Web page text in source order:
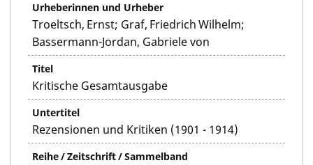
Urheberinnen und Urheber
Troeltsch, Ernst; Graf, Friedrich Wilhelm;
Bassermann-Jordan, Gabriele von
Titel
Kritische Gesamtausgabe
Untertitel
Rezensionen und Kritiken (1901 - 1914)
Reihe / Zeitschrift / Sammelband